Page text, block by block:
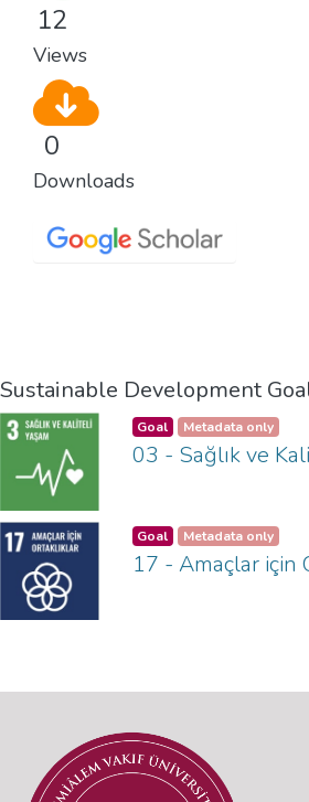
12
Views
0
Downloads
Sustainable Development
Goal Metadata only
03 - Sağlık ve
Goal Metadata only
17 - Amaçlar için